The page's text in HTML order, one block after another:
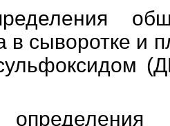
в сыворотке и